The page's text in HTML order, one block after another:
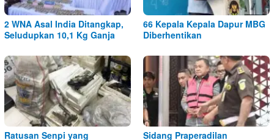
2 WNA Asal India Ditangkap,
Seludupkan 10,1 Kg Ganja
66 Kepala Kepala Dapur MBG
Diberhentikan
Ratusan Senpi yang
Sidang Praperadilan